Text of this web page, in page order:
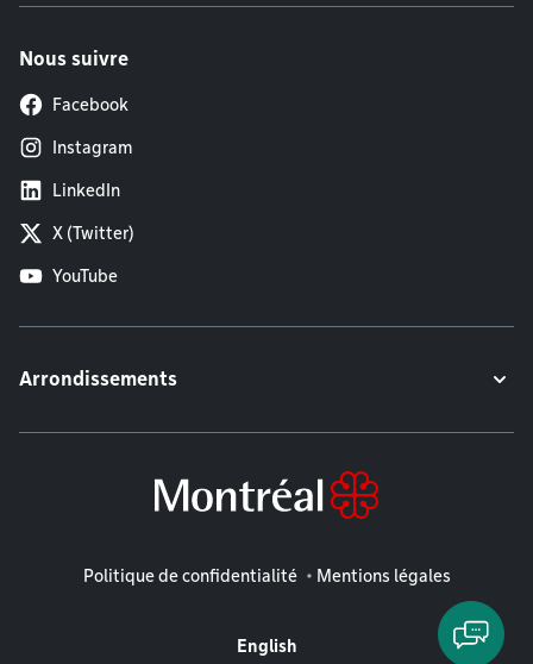
Nous suivre
Facebook
Instagram
LinkedIn
X (Twitter)
YouTube
Arrondissements
Mentions légales
Politique de confidentialité Mentions légales
English